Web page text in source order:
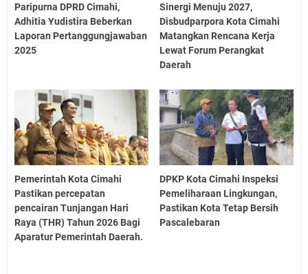
Paripurna DPRD Cimahi,
Adhitia Yudistira Beberkan
Laporan Pertanggungjawaban
2025
Sinergi Menuju 2027,
Disbudparpora Kota Cimahi
Matangkan Rencana Kerja
Lewat Forum Perangkat
Daerah
Pemerintah Kota Cimahi
Pastikan percepatan
pencairan Tunjangan Hari
Raya (THR) Tahun 2026 Bagi
Aparatur Pemerintah Daerah.
DPKP Kota Cimahi Inspeksi
Pemeliharaan Lingkungan,
Pastikan Kota Tetap Bersih
Pascalebaran